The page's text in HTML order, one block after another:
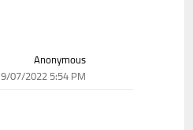
Anonymous
9/07/2022 5:54 PM